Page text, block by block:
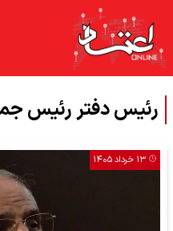
رئیس دفتر رئیس
۱۳ خرداد ۱۴۰۵